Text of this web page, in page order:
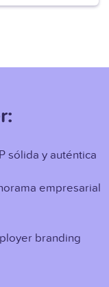
sólida y auténtica
empresarial
branding